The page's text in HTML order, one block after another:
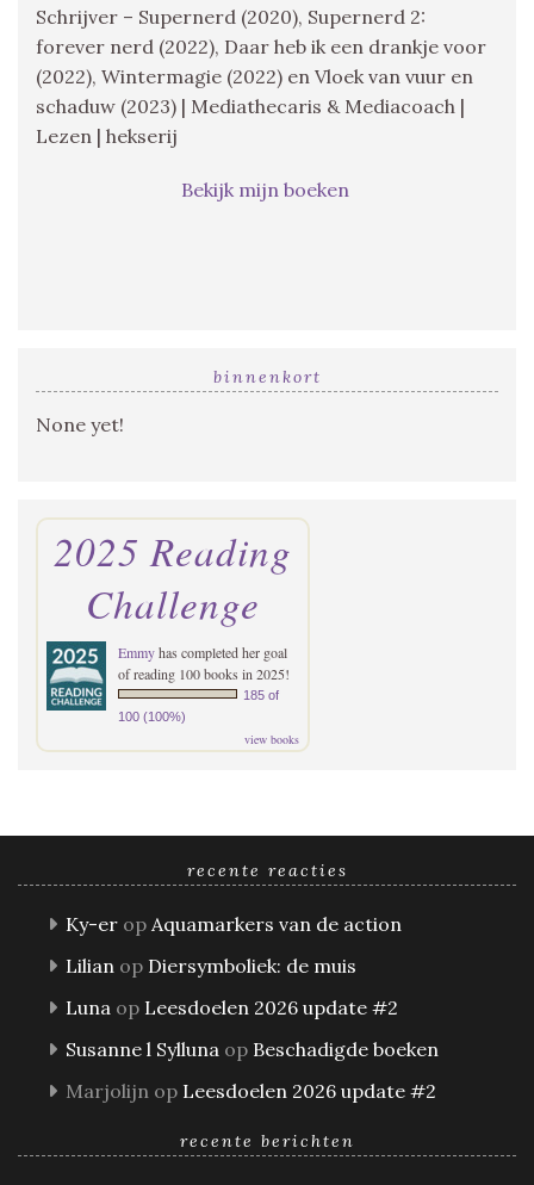
Schrijver – Supernerd (2020), Supernerd 2:
forever nerd (2022), Daar heb ik een drankje voor
(2022), Wintermagie (2022) en Vloek van vuur en
schaduw (2023) | Mediathecaris & Mediacoach |
Lezen | hekserij
Bekijk mijn boeken
binnenkort
None yet!
2025 Reading
Challenge
Emmyhas completed her goal
of reading 100 books in 2025!
185 of
100 (100%)
view books
recente reacties
Ky-er op Aquamarkers van de action
Lilian op Diersymboliek: de muis
Luna op Leesdoelen 2026 update #2
Susanne l Sylluna op Beschadigde boeken
Marjolijn op Leesdoelen 2026 update #2
recente berichten